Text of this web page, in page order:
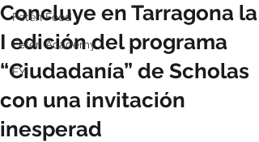
Fetén Food
Fetén Academy
FYI
Concluye en Tarragona la
I edición del programa
“Ciudadanía” de Scholas
con una invitación
inesperad